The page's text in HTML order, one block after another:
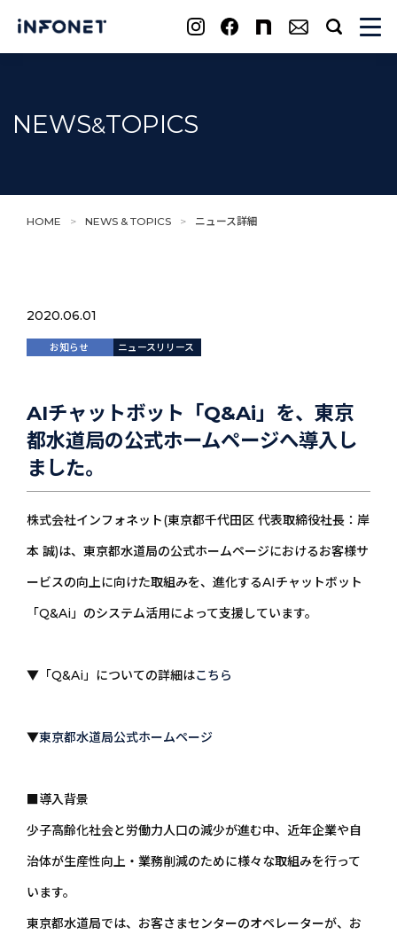
search
NEWS&TOPICS
HOME > NEWS & TOPICS > ニュース詳細
2020.06.01
お知らせ ニュースリリース
AIチャットボット「Q&Ai」を、東京
都水道局の公式ホームページへ導入し
ました。
株式会社インフォネット(東京都千代田区 代表取締役社長：岸
本 誠)は、東京都水道局の公式ホームページにおけるお客様サ
ービスの向上に向けた取組みを、進化するAIチャットボット
「Q&Ai」のシステム活用によって支援しています。
▼「Q&Ai」についての詳細はこちら
▼東京都水道局公式ホームページ
■導入背景
少子高齢化社会と労働力人口の減少が進む中、近年企業や自
治体が生産性向上・業務削減のために様々な取組みを行って
います。
東京都水道局では、お客さまセンターのオペレーターが、お